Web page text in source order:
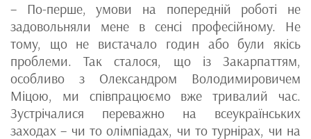
– По-перше, умови на попередній роботі не
задовольняли мене в сенсі професійному. Не
тому, що не вистачало годин або були якісь
проблеми. Так сталося, що із Закарпаттям,
особливо з Олександром Володимировичем
Міцою, ми співпрацюємо вже тривалий час.
Зустрічалися переважно на всеукраїнських
заходах – чи то олімпіадах, чи то турнірах, чи на